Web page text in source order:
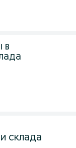
в
склада